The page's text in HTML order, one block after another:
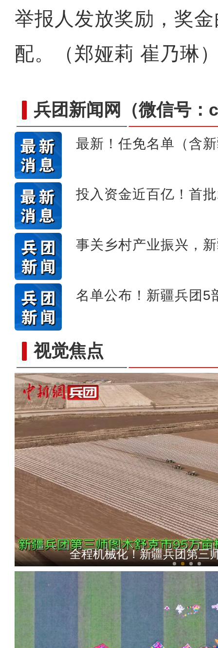
举报人发放奖励，奖
配。（郑娅莉 崔乃琳
兵团新闻网 （微信号
最新！任免名单（含
投入资金近百亿！首
事关乡村产业振兴，
名单公布！新疆兵团5
视觉焦点新疆塔什库尔干县各族群
全程机械化！新疆兵团第三